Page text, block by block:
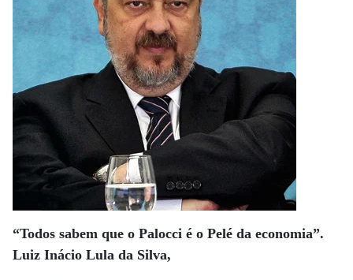
“Todos sabem que o Palocci é o Pelé da economia”.
Luiz Inácio Lula da Silva,